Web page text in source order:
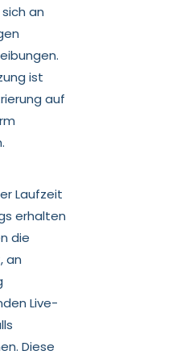
an
ist
auf
Laufzeit
erhalten
die
an
Live-
Diese